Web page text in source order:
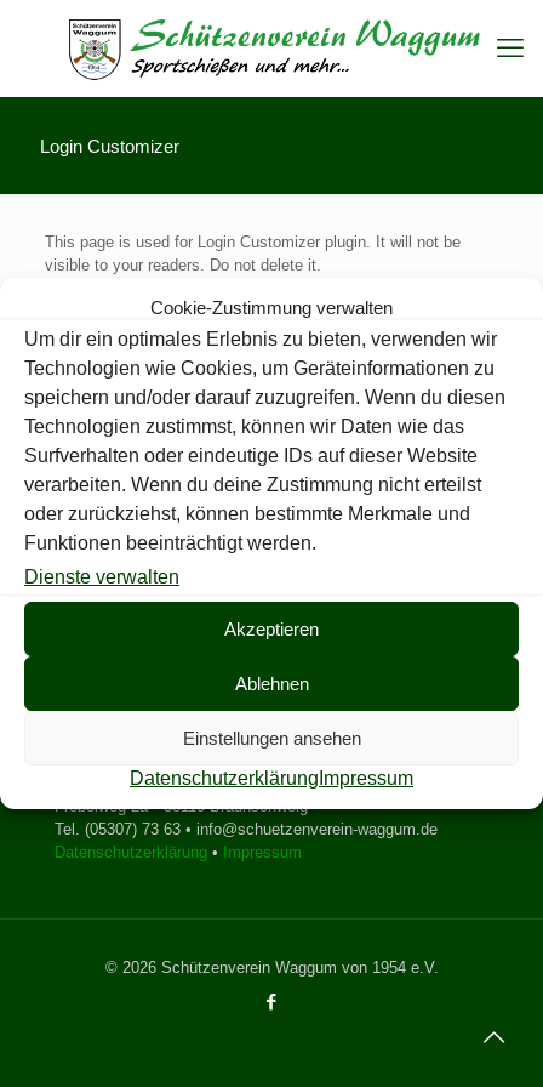
Cookie-Zustimmung verwalten
Um dir ein optimales Erlebnis zu bieten, verwenden wir
Technologien wie Cookies, um Geräteinformationen zu
speichern und/oder darauf zuzugreifen. Wenn du diesen
Technologien zustimmst, können wir Daten wie das
Surfverhalten oder eindeutige IDs auf dieser Website
verarbeiten. Wenn du deine Zustimmung nicht erteilst
oder zurückziehst, können bestimmte Merkmale und
Funktionen beeinträchtigt werden.
Dienste verwalten
Akzeptieren
Ablehnen
Einstellungen ansehen
Datenschutzerklärung Impressum
Login Customizer
This page is used for Login Customizer plugin. It will not be
visible to your readers. Do not delete it.
Schützenverein Waggum v. 1954 e.V.
Fröbelweg 2a • 38110 Braunschweig
Tel. (05307) 73 63 • info@schuetzenverein-waggum.de
Datenschutzerklärung • Impressum
© 2026 Schützenverein Waggum von 1954 e.V.